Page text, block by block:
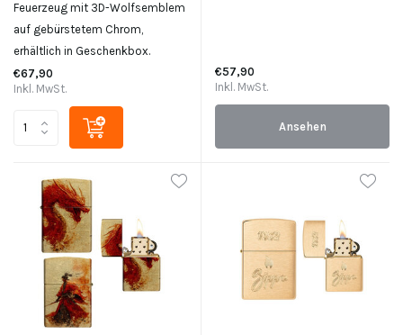
Feuerzeug mit 3D-Wolfsemblem
auf gebürstetem Chrom,
erhältlich in Geschenkbox.
€67,90
Inkl. MwSt.
€57,90
Inkl. MwSt.
Ansehen